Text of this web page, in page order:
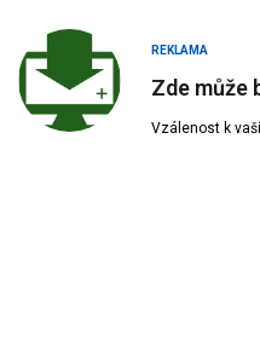
REKLAMA
Zde může
Vzálenost k